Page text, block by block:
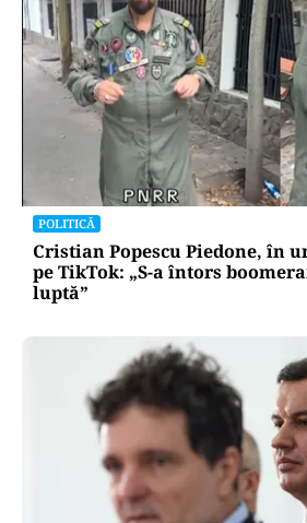
POLITICĂ
Cristian Popescu Piedone, în
pe TikTok: „S-a întors
luptă”